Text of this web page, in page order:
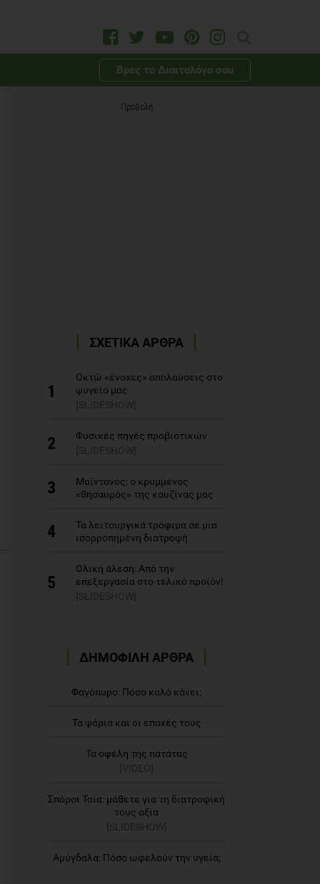
Βρες το Διαιτολόγο σου
Προβολή
ΣΧΕΤΙΚΑ ΑΡΘΡΑ
1
Οκτώ «ένοχες» απολαύσεις στο
ψυγείο μας
[SLIDESHOW]
2
Φυσικές πηγές προβιοτικών
[SLIDESHOW]
3
Μαϊντανός: ο κρυμμένος
«θησαυρός» της κουζίνας μας
4
Τα λειτουργικά τρόφιμα σε μια
ισορροπημένη διατροφή
5
Ολική άλεση: Από την
επεξεργασία στο τελικό προϊόν!
[SLIDESHOW]
ΔΗΜΟΦΙΛΗ ΑΡΘΡΑ
Φαγόπυρο: Πόσο καλό κάνει;
Τα ψάρια και οι εποχές τους
Τα οφέλη της πατάτας
[VIDEO]
Σπόροι Τσία: μάθετε για τη διατροφική
τους αξία
[SLIDESHOW]
Αμύγδαλα: Πόσο ωφελούν την υγεία;